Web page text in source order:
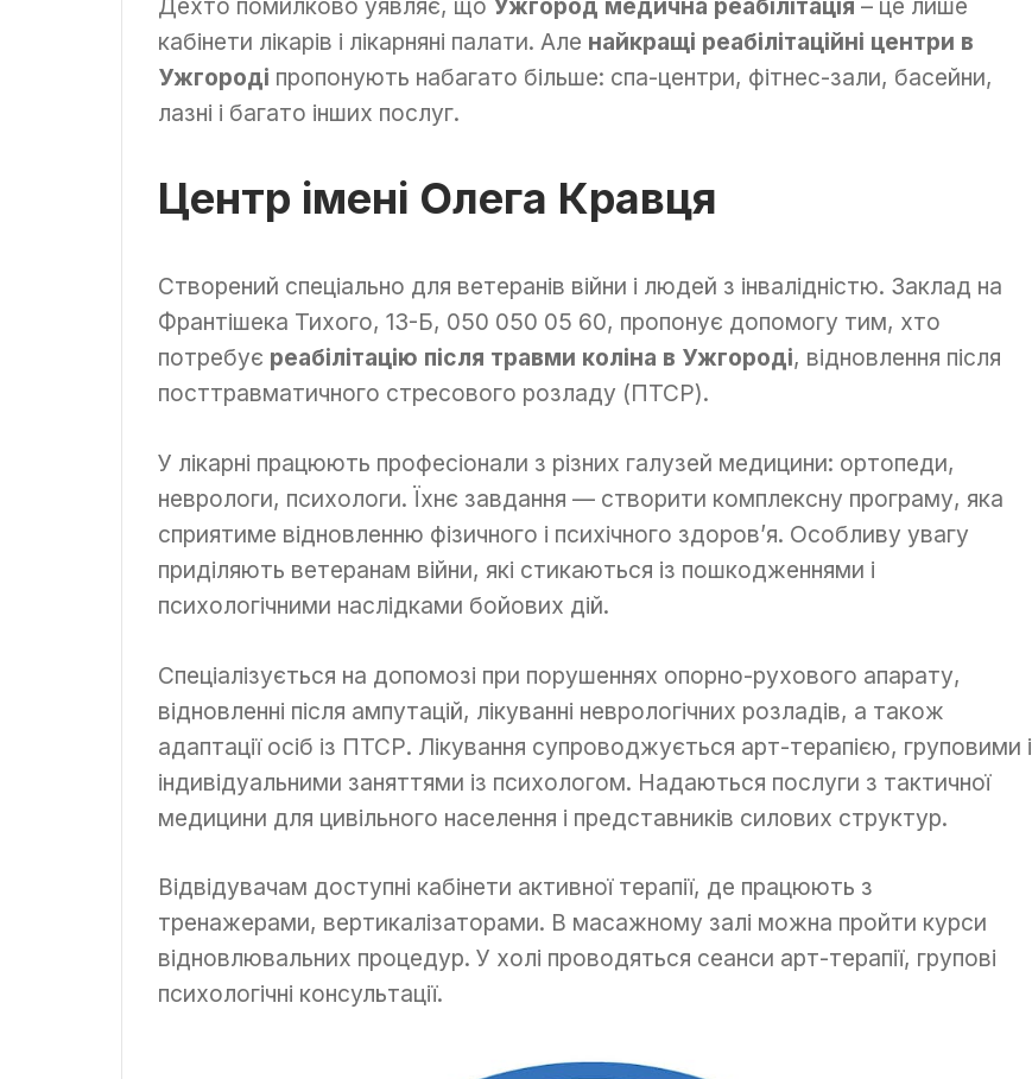
Дехто помилково уявляє, що Ужгород медична реабілітація – це лише
кабінети лікарів і лікарняні палати. Але найкращі реабілітаційні центри в
Ужгороді пропонують набагато більше: спа-центри, фітнес-зали, басейни,
лазні і багато інших послуг.
Центр імені Олега Кравця
Створений спеціально для ветеранів війни і людей з інвалідністю. Заклад на
Франтішека Тихого, 13-Б, 050 050 05 60, пропонує допомогу тим, хто
потребує реабілітацію після травми коліна в Ужгороді, відновлення після
посттравматичного стресового розладу (ПТСР).
У лікарні працюють професіонали з різних галузей медицини: ортопеди,
неврологи, психологи. Їхнє завдання — створити комплексну програму, яка
сприятиме відновленню фізичного і психічного здоров’я. Особливу увагу
приділяють ветеранам війни, які стикаються із пошкодженнями і
психологічними наслідками бойових дій.
Спеціалізується на допомозі при порушеннях опорно-рухового апарату,
відновленні після ампутацій, лікуванні неврологічних розладів, а також
адаптації осіб із ПТСР. Лікування супроводжується арт-терапією, груповими і
індивідуальними заняттями із психологом. Надаються послуги з тактичної
медицини для цивільного населення і представників силових структур.
Відвідувачам доступні кабінети активної терапії, де працюють з
тренажерами, вертикалізаторами. В масажному залі можна пройти курси
відновлювальних процедур. У холі проводяться сеанси арт-терапії, групові
психологічні консультації.